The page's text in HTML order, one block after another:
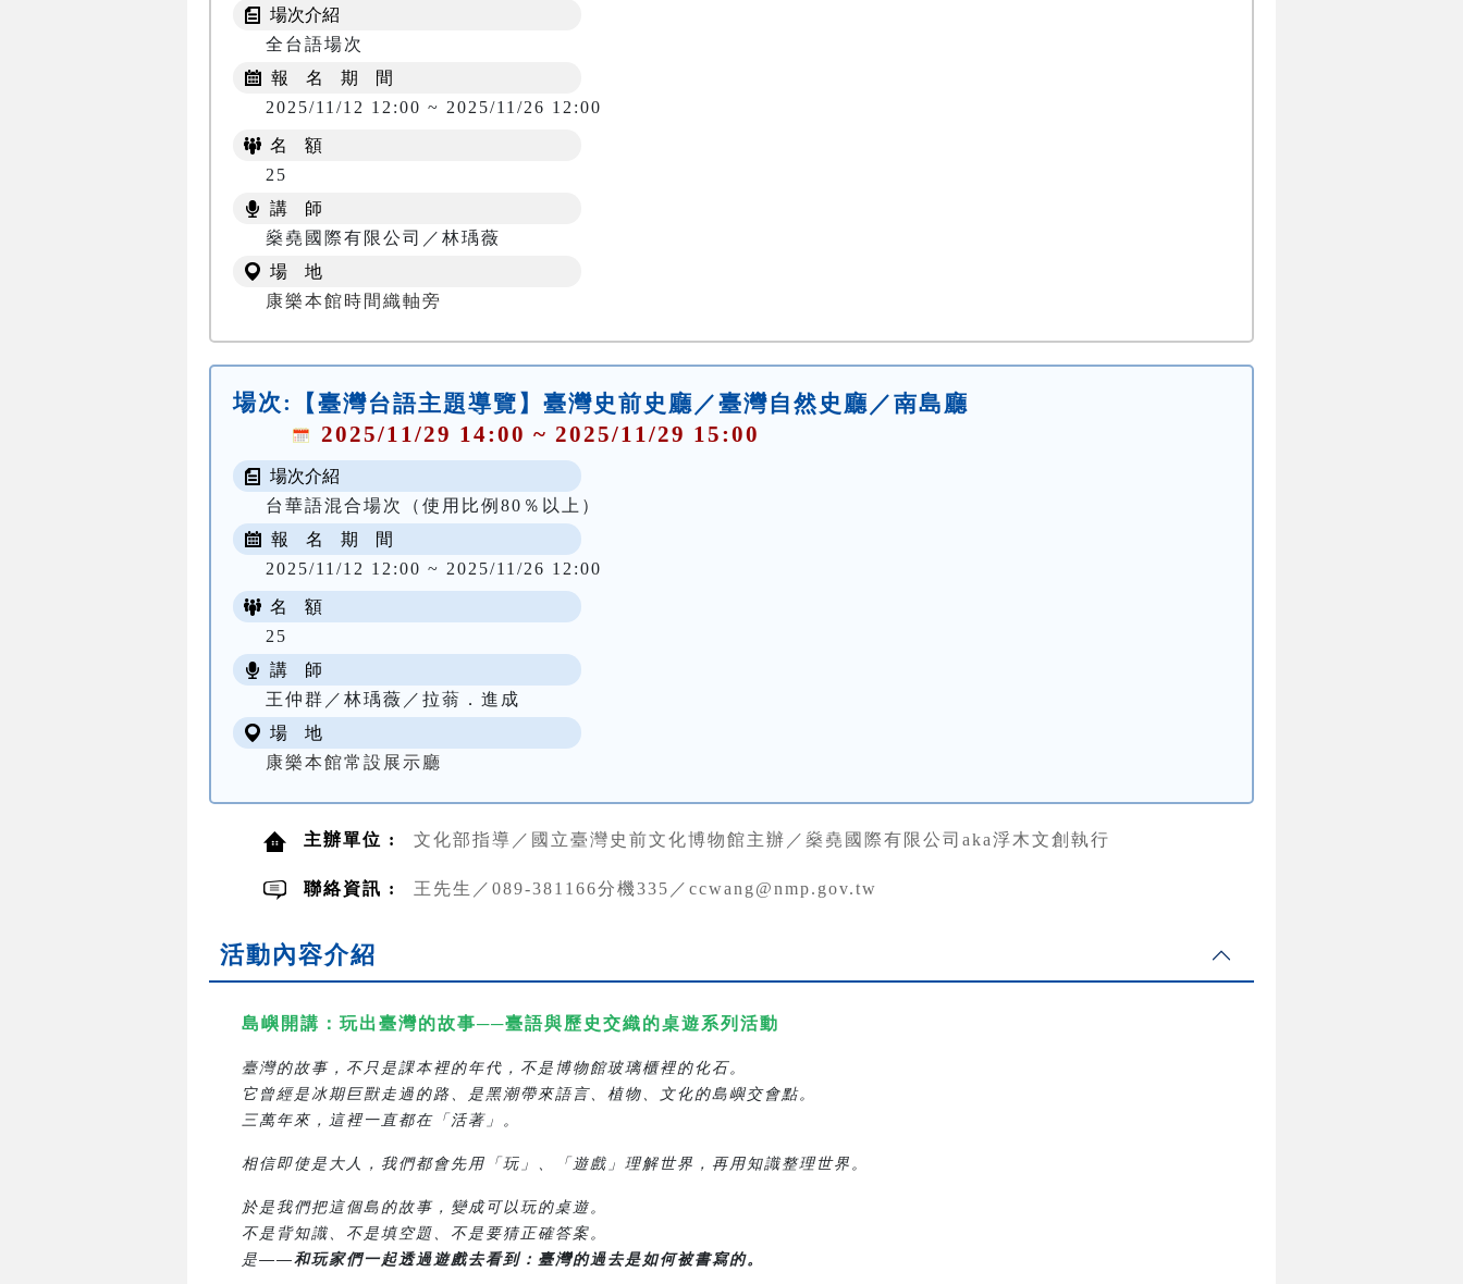
場次介紹
全台語場次
報 名 期 間
2025/11/12 12:00 ~ 2025/11/26 12:00
名 額
25
講 師
燊堯國際有限公司／林瑀薇
場 地
康樂本館時間織軸旁
場次:
【臺灣台語主題導覽】臺灣史前史廳／臺灣自然史廳／南島廳
2025/11/29 14:00 ~ 2025/11/29 15:00
場次介紹
台華語混合場次（使用比例80％以上）
報 名 期 間
2025/11/12 12:00 ~ 2025/11/26 12:00
名 額
25
講 師
王仲群／林瑀薇／拉蓊．進成
場 地
康樂本館常設展示廳
主辦單位 : 文化部指導／國立臺灣史前文化博物館主辦／燊堯國際有限公司aka浮木文創執行
聯絡資訊 : 王先生／089-381166分機335／ccwang@nmp.gov.tw
活動內容介紹
島嶼開講：玩出臺灣的故事──臺語與歷史交織的桌遊系列活動
臺灣的故事，不只是課本裡的年代，不是博物館玻璃櫃裡的化石。
它曾經是冰期巨獸走過的路、是黑潮帶來語言、植物、文化的島嶼交會點。
三萬年來，這裡一直都在「活著」。
相信即使是大人，我們都會先用「玩」、「遊戲」理解世界，再用知識整理世界。
於是我們把這個島的故事，變成可以玩的桌遊。
不是背知識、不是填空題、不是要猜正確答案。
是——和玩家們一起透過遊戲去看到：臺灣的過去是如何被書寫的。